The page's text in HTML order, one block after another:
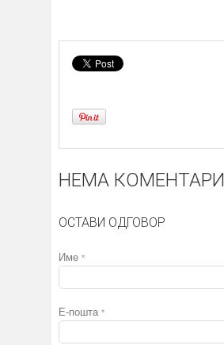
НЕМА КОМЕНТАРИ
ОСТАВИ ОДГОВОР
Име *
Е-пошта *